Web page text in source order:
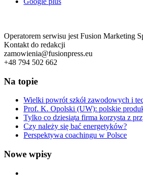
Operatorem serwisu jest Fusion Marketing
Kontakt do redakcji
zamowienia@fusionpress.eu
+48 794 502 662
Na topie
Wielki powrót szkół zawodowych i
Prof. K. Opolski (UW): polskie
Tylko co dziesiąta firma korzysta z
Czy należy się bać energetyków?
Perspektywa coachingu w Polsce
Nowe wpisy